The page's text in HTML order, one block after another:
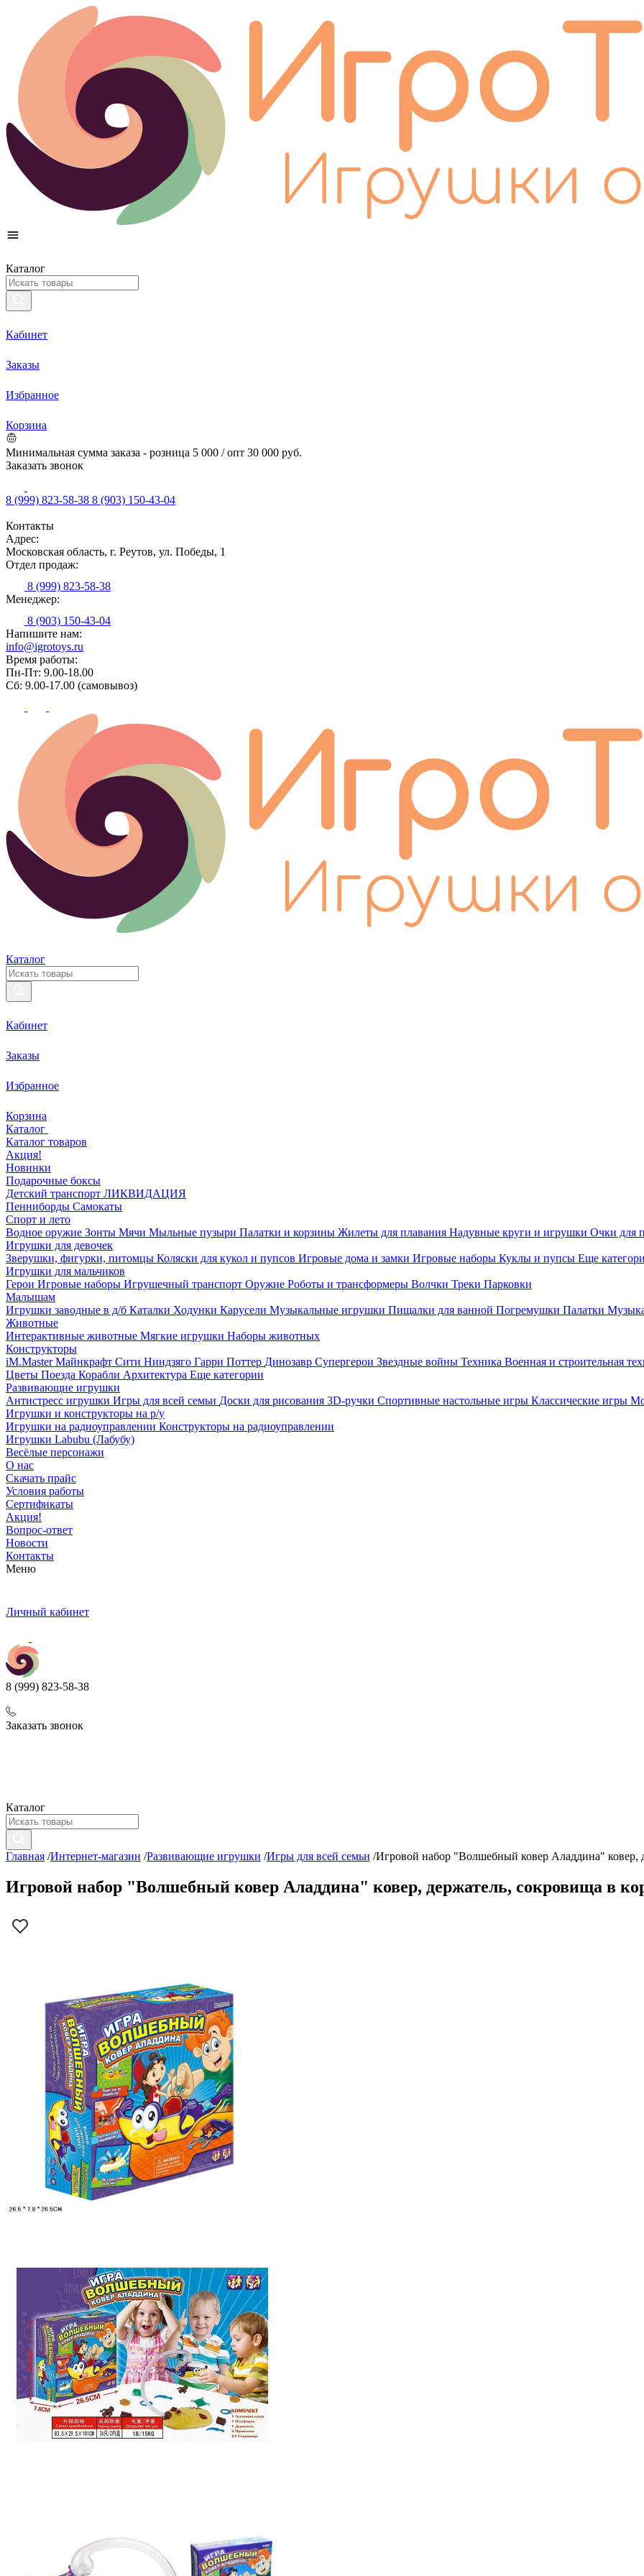
Каталог
Кабинет
Заказы
Избранное
Корзина
Минимальная сумма заказа - розница 5 000 / опт 30 000 руб.
Заказать звонок
8 (999) 823-58-38 8 (903) 150-43-04
Контакты
Адрес:
Московская область, г. Реутов, ул. Победы, 1
Отдел продаж:
8 (999) 823-58-38
Менеджер:
8 (903) 150-43-04
Напишите нам:
info@igrotoys.ru
Время работы:
Пн-Пт: 9.00-18.00
Сб: 9.00-17.00 (самовывоз)
Каталог
Кабинет
Заказы
Избранное
Корзина
Каталог
Каталог товаров
Акция!
Новинки
Подарочные боксы
Детский транспорт ЛИКВИДАЦИЯ
Пенниборды Самокаты
Спорт и лето
Водное оружие Зонты Мячи Мыльные пузыри Палатки и корзины Жилеты для плавания Надувные круги и игрушки Очки для
Игрушки для девочек
Зверушки, фигурки, питомцы Коляски для кукол и пупсов Игровые дома и замки Игровые наборы Куклы и пупсы Еще
Игрушки для мальчиков
Герои Игровые наборы Игрушечный транспорт Оружие Роботы и трансформеры Волчки Треки Парковки
Малышам
Игрушки заводные в д/б Каталки Ходунки Карусели Музыкальные игрушки Пищалки для ванной Погремушки Палатки
Животные
Интерактивные животные Мягкие игрушки Наборы животных
Конструкторы
iM.Master Майнкрафт Сити Ниндзяго Гарри Поттер Динозавр Супергерои Звездные войны Техника Военная и строительная
Цветы Поезда Корабли Архитектура Еще категории
Развивающие игрушки
Антистресс игрушки Игры для всей семьи Доски для рисования 3D-ручки Спортивные настольные игры Классические игры
Игрушки и конструкторы на р/у
Игрушки на радиоуправлении Конструкторы на радиоуправлении
Игрушки Labubu (Лабубу)
Весёлые персонажи
О нас
Скачать прайс
Условия работы
Сертификаты
Акция!
Вопрос-ответ
Новости
Контакты
Меню
Личный кабинет
8 (999) 823-58-38
Заказать звонок
Каталог
Главная /Интернет-магазин /Развивающие игрушки /Игры для всей семьи /Игровой набор "Волшебный ковер Аладдина" ковер,
Игровой набор "Волшебный ковер Аладдина" ковер, держатель, сокровища в